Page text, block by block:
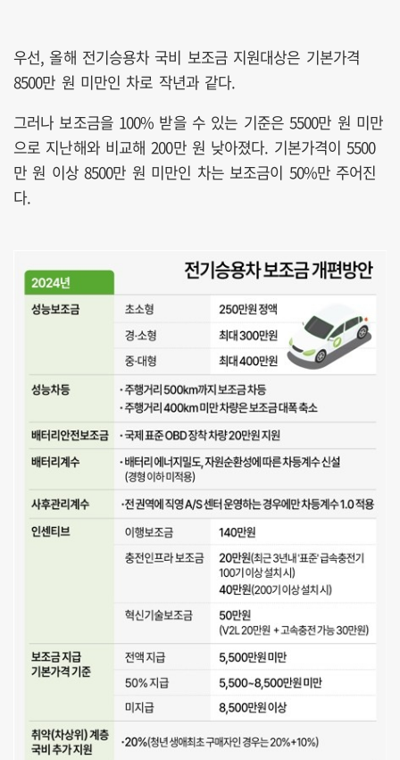
우선, 올해 전기승용차 국비 보조금 지원대상은 기본가격
8500만 원 미만인 차로 작년과 같다.
그러나 보조금을 100% 받을 수 있는 기준은 5500만 원 미만
으로 지난해와 비교해 200만 원 낮아졌다. 기본가격이 5500
만 원 이상 8500만 원 미만인 차는 보조금이 50%만 주어진
다.